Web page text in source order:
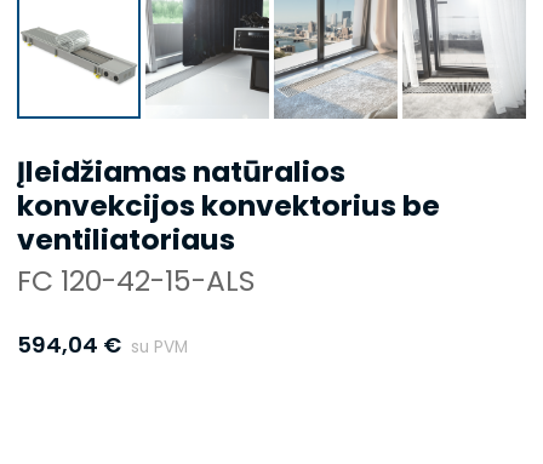
Įleidžiamas natūralios
konvekcijos konvektorius be
ventiliatoriaus
FC 120-42-15-ALS
594,04 € su PVM